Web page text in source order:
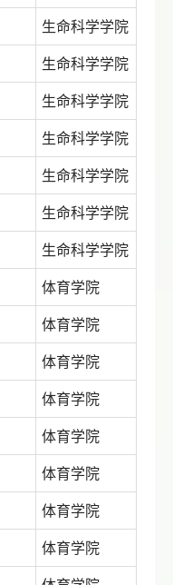
生命科学学院
生命科学学院
生命科学学院
生命科学学院
生命科学学院
生命科学学院
生命科学学院
体育学院
体育学院
体育学院
体育学院
体育学院
体育学院
体育学院
体育学院